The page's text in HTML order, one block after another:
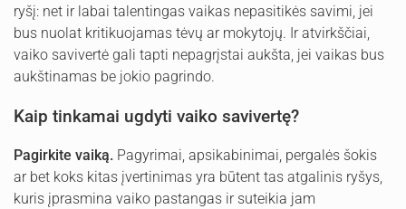
ryšį: net ir labai talentingas vaikas nepasitikės savimi, jei
bus nuolat kritikuojamas tėvų ar mokytojų. Ir atvirkščiai,
vaiko savivertė gali tapti nepagrįstai aukšta, jei vaikas bus
aukštinamas be jokio pagrindo.
Kaip tinkamai ugdyti vaiko savivertę?
Pagirkite vaiką. Pagyrimai, apsikabinimai, pergalės šokis
ar bet koks kitas įvertinimas yra būtent tas atgalinis ryšys,
kuris įprasmina vaiko pastangas ir suteikia jam